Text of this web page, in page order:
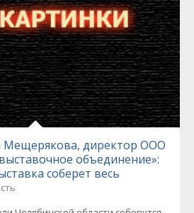
Мещерякова, директор ООО
объединение»:
соберет весь